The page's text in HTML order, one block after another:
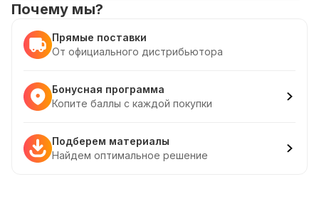
Почему мы?
Прямые поставки
От официального дистрибьютора
Бонусная программа
Копите баллы с каждой покупки
Подберем материалы
Найдем оптимальное решение